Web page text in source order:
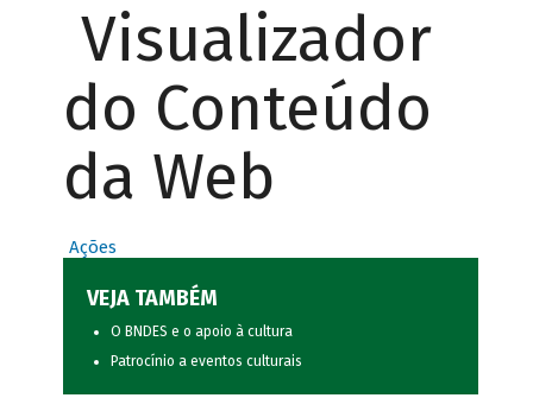
Visualizador
do Conteúdo
da Web
Ações
VEJA TAMBÉM
O BNDES e o apoio à cultura
Patrocínio a eventos culturais